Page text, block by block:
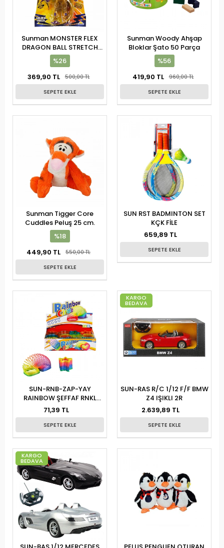
Sunman MONSTER FLEX
DRAGON BALL STRETCH
FİGÜR 15 CM
%26
369,90 TL
500,00 TL
SEPETE EKLE
Sunman Woody Ahşap
Bloklar Şato 50 Parça
%56
419,90 TL
960,00 TL
SEPETE EKLE
Sunman Tigger Core
Cuddles Peluş 25 cm.
%18
449,90 TL
550,00 TL
SEPETE EKLE
SUN RST BADMINTON SET
KÇK FİLE
659,89 TL
SEPETE EKLE
SUN-RNB-ZAP-YAY
RAINBOW ŞEFFAF RNKL
ŞEKİLLİ
71,39 TL
SEPETE EKLE
KARGO
BEDAVA
SUN-RAS R/C 1/12 F/F BMW
Z4 IŞIKLI 2R
2.639,89 TL
SEPETE EKLE
KARGO
BEDAVA